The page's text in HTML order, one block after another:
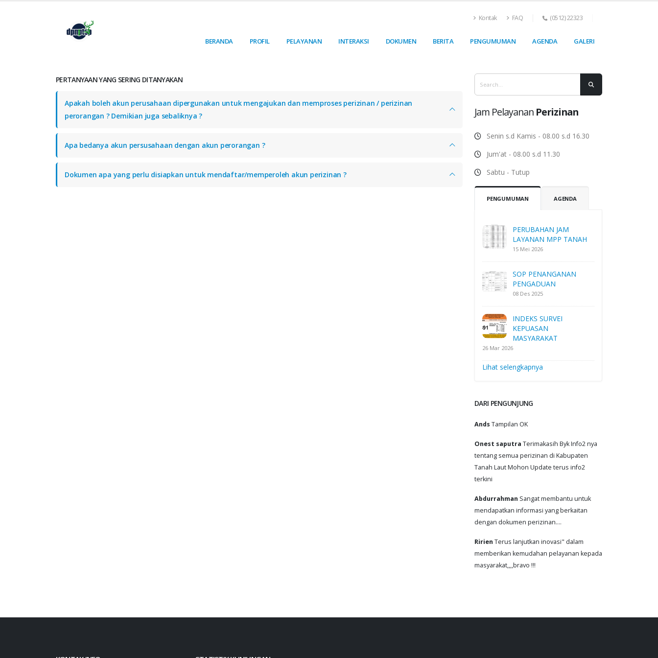
Kontak FAQ (0512) 22323
BERANDA PROFIL PELAYANAN INTERAKSI DOKUMEN BERITA PENGUMUMAN AGENDA GALERI
PERTANYAAN YANG SERING DITANYAKAN
Apakah boleh akun perusahaan dipergunakan untuk mengajukan dan memproses perizinan / perizinan
perorangan ? Demikian juga sebaliknya ?
Apa bedanya akun persusahaan dengan akun perorangan ?
Dokumen apa yang perlu disiapkan untuk mendaftar/memperoleh akun perizinan ?
Jam Pelayanan Perizinan
Senin s.d Kamis - 08.00 s.d 16.30
Jum'at - 08.00 s.d 11.30
Sabtu - Tutup
PENGUMUMAN AGENDA
PERUBAHAN JAM
LAYANAN MPP TANAH
15 Mei 2026
SOP PENANGANAN
PENGADUAN
08 Des 2025
INDEKS SURVEI
KEPUASAN
MASYARAKAT
26 Mar 2026
Lihat selengkapnya
DARI PENGUNJUNG
Ands Tampilan OK
Onest saputra Terimakasih Byk Info2 nya
tentang semua perizinan di Kabupaten
Tanah Laut Mohon Update terus info2
terkini
Abdurrahman Sangat membantu untuk
mendapatkan informasi yang berkaitan
dengan dokumen perizinan....
Ririen Terus lanjutkan inovasi" dalam
memberikan kemudahan pelayanan kepada
masyarakat,,,,bravo !!!